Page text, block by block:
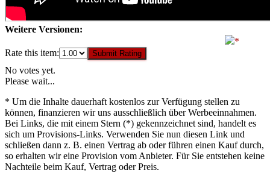
Weitere Versionen:
Rate this item: Submit Rating
No votes yet.
Please wait...
* Um die Inhalte dauerhaft kostenlos zur Verfügung stellen zu
können, finanzieren wir uns ausschließlich über Werbeeinnahmen.
Bei Links, die mit einem Stern (*) gekennzeichnet sind, handelt es
sich um Provisions-Links. Verwenden Sie nun diesen Link und
schließen dann z. B. einen Vertrag ab oder führen einen Kauf durch,
so erhalten wir eine Provision vom Anbieter. Für Sie entstehen keine
Nachteile beim Kauf, Vertrag oder Preis.